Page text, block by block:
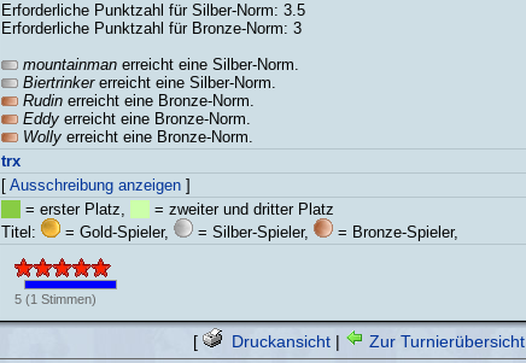
Erforderliche Punktzahl für Silber-Norm: 3.5
Erforderliche Punktzahl für Bronze-Norm: 3
mountainmanerreicht eine Silber-Norm.
Biertrinkererreicht eine Silber-Norm.
Rudinerreicht eine Bronze-Norm.
Eddyerreicht eine Bronze-Norm.
Wollyerreicht eine Bronze-Norm.
trx
[ Ausschreibung anzeigen]
= erster Platz,
= zweiter und dritter Platz
Titel:
= Gold-Spieler, = Silber-Spieler,
= Bronze-Spieler,
5(1 Stimmen)
[ Druckansicht | Zur Turnierübersicht